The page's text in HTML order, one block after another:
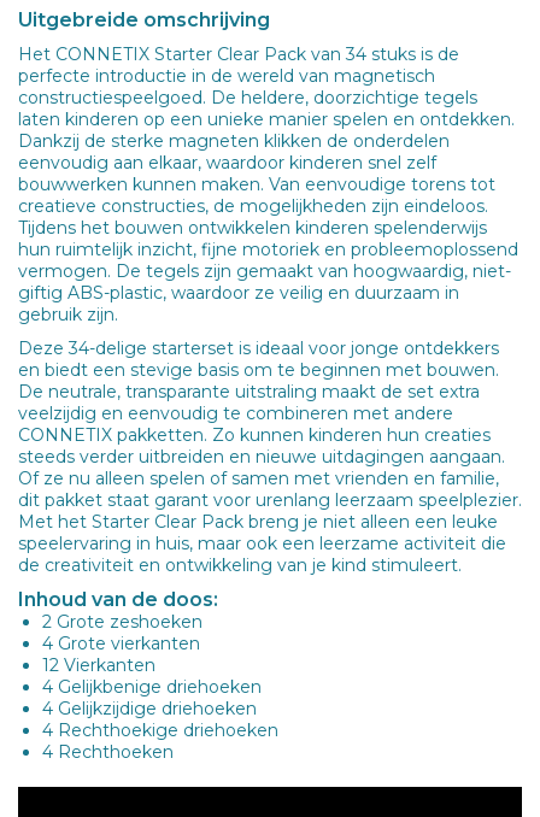
Uitgebreide omschrijving
Het CONNETIX Starter Clear Pack van 34 stuks is de
perfecte introductie in de wereld van magnetisch
constructiespeelgoed. De heldere, doorzichtige tegels
laten kinderen op een unieke manier spelen en ontdekken.
Dankzij de sterke magneten klikken de onderdelen
eenvoudig aan elkaar, waardoor kinderen snel zelf
bouwwerken kunnen maken. Van eenvoudige torens tot
creatieve constructies, de mogelijkheden zijn eindeloos.
Tijdens het bouwen ontwikkelen kinderen spelenderwijs
hun ruimtelijk inzicht, fijne motoriek en probleemoplossend
vermogen. De tegels zijn gemaakt van hoogwaardig, niet-
giftig ABS-plastic, waardoor ze veilig en duurzaam in
gebruik zijn.
Deze 34-delige starterset is ideaal voor jonge ontdekkers
en biedt een stevige basis om te beginnen met bouwen.
De neutrale, transparante uitstraling maakt de set extra
veelzijdig en eenvoudig te combineren met andere
CONNETIX pakketten. Zo kunnen kinderen hun creaties
steeds verder uitbreiden en nieuwe uitdagingen aangaan.
Of ze nu alleen spelen of samen met vrienden en familie,
dit pakket staat garant voor urenlang leerzaam speelplezier.
Met het Starter Clear Pack breng je niet alleen een leuke
speelervaring in huis, maar ook een leerzame activiteit die
de creativiteit en ontwikkeling van je kind stimuleert.
Inhoud van de doos:
2 Grote zeshoeken
4 Grote vierkanten
12 Vierkanten
4 Gelijkbenige driehoeken
4 Gelijkzijdige driehoeken
4 Rechthoekige driehoeken
4 Rechthoeken